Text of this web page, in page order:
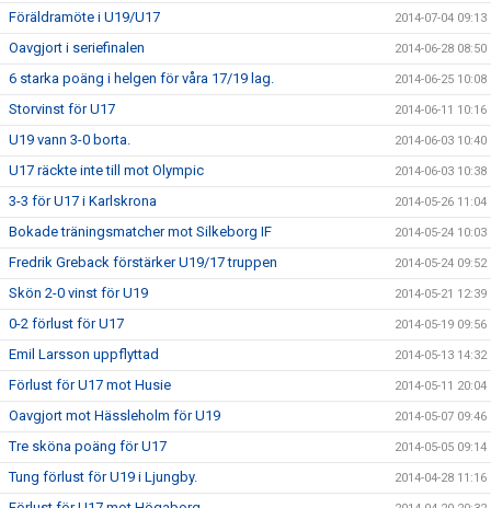
Föräldramöte i U19/U17 2014-07-04 09:13
Oavgjort i seriefinalen 2014-06-28 08:50
6 starka poäng i helgen för våra 17/19 lag. 2014-06-25 10:08
Storvinst för U17 2014-06-11 10:16
U19 vann 3-0 borta. 2014-06-03 10:40
U17 räckte inte till mot Olympic 2014-06-03 10:38
3-3 för U17 i Karlskrona 2014-05-26 11:04
Bokade träningsmatcher mot Silkeborg IF 2014-05-24 10:03
Fredrik Greback förstärker U19/17 truppen 2014-05-24 09:52
Skön 2-0 vinst för U19 2014-05-21 12:39
0-2 förlust för U17 2014-05-19 09:56
Emil Larsson uppflyttad 2014-05-13 14:32
Förlust för U17 mot Husie 2014-05-11 20:04
Oavgjort mot Hässleholm för U19 2014-05-07 09:46
Tre sköna poäng för U17 2014-05-05 09:14
Tung förlust för U19 i Ljungby. 2014-04-28 11:16